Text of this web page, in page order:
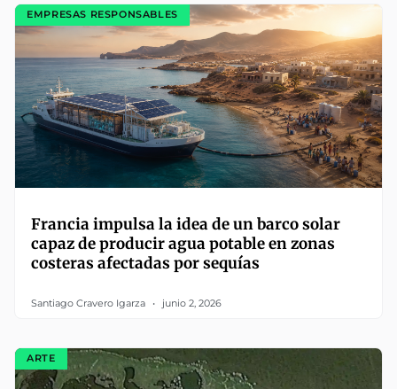
EMPRESAS RESPONSABLES
Francia impulsa la idea de un barco solar
capaz de producir agua potable en zonas
costeras afectadas por sequías
Santiago Cravero Igarza junio 2, 2026
ARTE